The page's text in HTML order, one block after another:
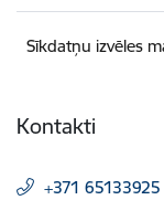
Sīkdatņu izvēles
Kontakti
+371 65133925